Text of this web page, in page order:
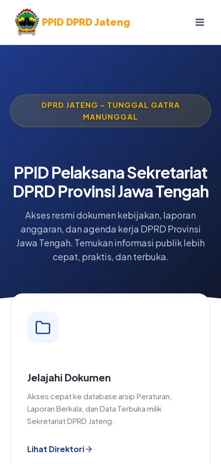
content
PPID DPRD Jateng
DPRD JATENG – TUNGGAL GATRA
MANUNGGAL
PPID Pelaksana Sekretariat
DPRD Provinsi Jawa Tengah
Akses resmi dokumen kebijakan, laporan
anggaran, dan agenda kerja DPRD Provinsi
Jawa Tengah. Temukan informasi publik lebih
cepat, praktis, dan terbuka.
Jelajahi Dokumen
Akses cepat ke database arsip Peraturan,
Laporan Berkala, dan Data Terbuka milik
Sekretariat DPRD Jateng.
Lihat Direktori